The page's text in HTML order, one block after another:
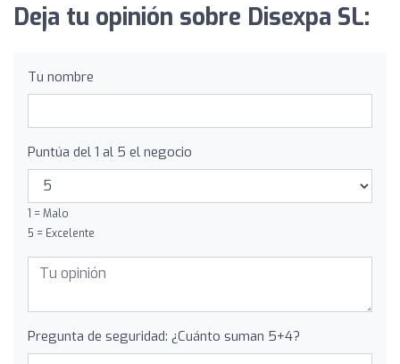
Deja tu opinión sobre Disexpa SL:
Tu nombre
Puntúa del 1 al 5 el negocio
1 = Malo
5 = Excelente
Pregunta de seguridad: ¿Cuánto suman 5+4?